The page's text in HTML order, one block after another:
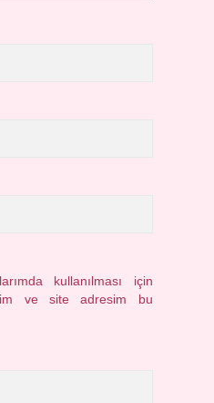
kullanılması için
ve site adresim bu